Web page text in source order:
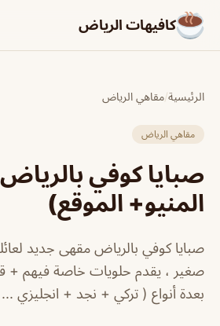
كافيهات الرياض
الرئيسية/مقاهي الرياض
مقاهي الرياض
صبايا كوفي
المنيو+ الموقع)
صبايا كوفي بالرياض مقهى جديد
صغير ، يقدم حلويات خاصة فيهم
بعدة أنواع ( تركي + نجد + انجليزي